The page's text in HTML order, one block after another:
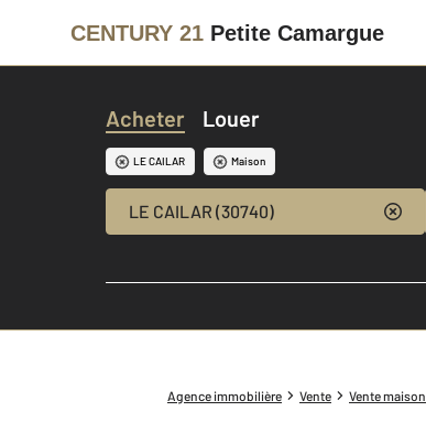
CENTURY 21 Petite Camargue
Acheter Louer
LE CAILAR Maison
LE CAILAR (30740)
Agence immobilière Vente Vente maison